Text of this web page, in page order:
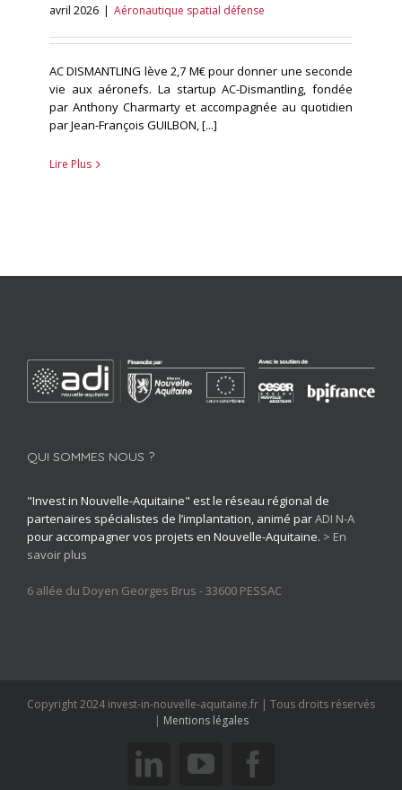
avril 2026 Aéronautique spatial défense
AC DISMANTLING lève 2,7 M€ pour donner une seconde
vie aux aéronefs. La startup AC-Dismantling, fondée
par Anthony Charmarty et accompagnée au quotidien
par Jean-François GUILBON, [...]
Lire Plus
QUI SOMMES NOUS ?
"Invest in Nouvelle-Aquitaine" est le réseau régional de
partenaires spécialistes de l’implantation, animé parADI N-A
pour accompagner vos projets en Nouvelle-Aquitaine. > En
savoir plus
6 allée du Doyen Georges Brus - 33600 PESSAC
Copyright 2024 invest-in-nouvelle-aquitaine.fr | Tous droits réservés
| Mentions légales
linkedinyoutube